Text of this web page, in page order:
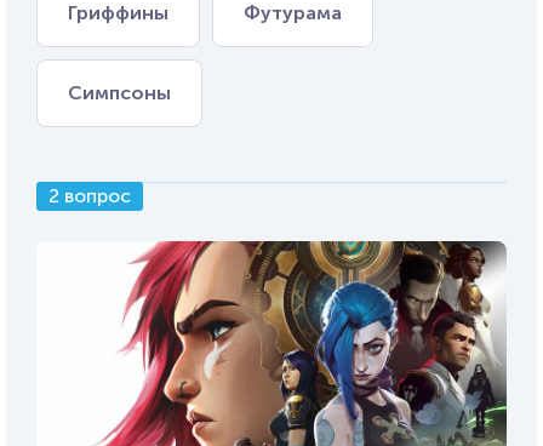
Гриффины Футурама
Симпсоны
2 вопрос